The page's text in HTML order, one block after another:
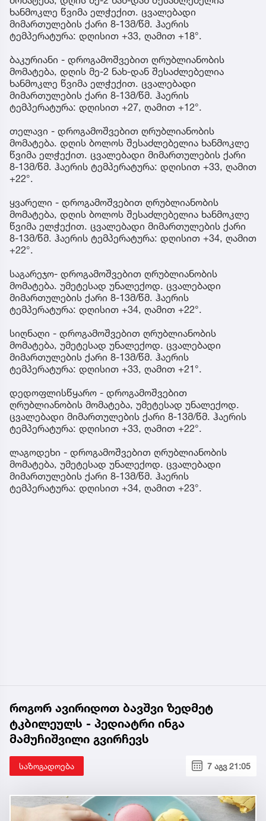
ხანმოკლე წვიმა ელჭექით. ცვალებადი
მიმართულების ქარი 8-13მ/წმ. ჰაერის
ტემპერატურა: დღისით +33, ღამით +18°.
ბაკურიანი - დროგამოშვებით ღრუბლიანობის
მომატება, დღის მე-2 ნახ-დან შესაძლებელია
ხანმოკლე წვიმა ელჭექით. ცვალებადი
მიმართულების ქარი 8-13მ/წმ. ჰაერის
ტემპერატურა: დღისით +27, ღამით +12°.
თელავი - დროგამოშვებით ღრუბლიანობის
მომატება. დღის ბოლოს შესაძლებელია ხანმოკლე
წვიმა ელჭექით. ცვალებადი მიმართულების ქარი
8-13მ/წმ. ჰაერის ტემპერატურა: დღისით +33, ღამით
+22°.
ყვარელი - დროგამოშვებით ღრუბლიანობის
მომატება, დღის ბოლოს შესაძლებელია ხანმოკლე
წვიმა ელჭექით. ცვალებადი მიმართულების ქარი
8-13მ/წმ. ჰაერის ტემპერატურა: დღისით +34, ღამით
+22°.
საგარეჯო- დროგამოშვებით ღრუბლიანობის
მომატება. უმეტესად უნალექოდ. ცვალებადი
მიმართულების ქარი 8-13მ/წმ. ჰაერის
ტემპერატურა: დღისით +34, ღამით +22°.
სიღნაღი - დროგამოშვებით ღრუბლიანობის
მომატება, უმეტესად უნალექოდ. ცვალებადი
მიმართულების ქარი 8-13მ/წმ. ჰაერის
ტემპერატურა: დღისით +33, ღამით +21°.
დედოფლისწყარო - დროგამოშვებით
ღრუბლიანობის მომატება, უმეტესად უნალექოდ.
ცვალებადი მიმართულების ქარი 8-13მ/წმ. ჰაერის
ტემპერატურა: დღისით +33, ღამით +22°.
ლაგოდეხი - დროგამოშვებით ღრუბლიანობის
მომატება, უმეტესად უნალექოდ. ცვალებადი
მიმართულების ქარი 8-13მ/წმ. ჰაერის
ტემპერატურა: დღისით +34, ღამით +23°.
როგორ ავირიდოთ ბავშვი ზედმეტ
ტკბილეულს - პედიატრი ინგა
მამუჩიშვილი გვირჩევს
საზოგადოება 7 აგვ 21:05